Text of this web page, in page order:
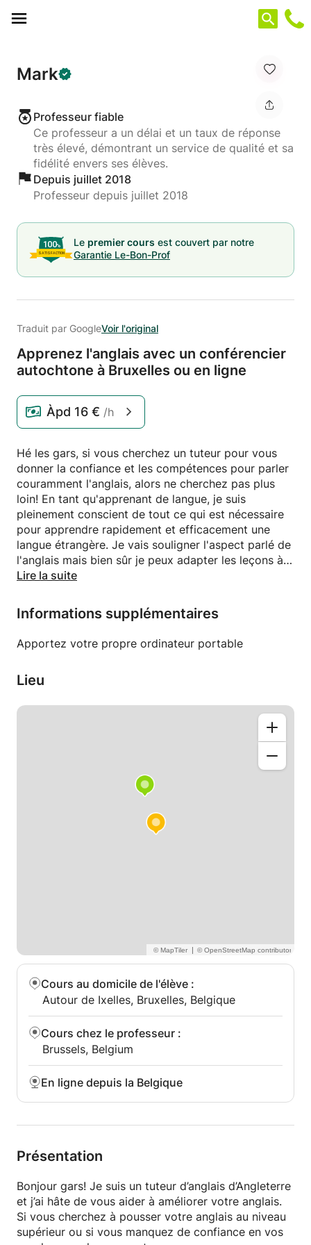
Mark
Professeur fiable
Ce professeur a un délai et un taux de réponse
très élevé, démontrant un service de qualité et sa
fidélité envers ses élèves.
Depuis juillet 2018
Professeur depuis juillet 2018
Le premier cours est couvert par notre
Garantie Le-Bon-Prof
Traduit par GoogleVoir l'original
Apprenez l'anglais avec un conférencier
autochtone à Bruxelles ou en ligne
Àpd 16 € /h
Hé les gars, si vous cherchez un tuteur pour vous
donner la confiance et les compétences pour parler
couramment l'anglais, alors ne cherchez pas plus
loin! En tant qu'apprenant de langue, je suis
pleinement conscient de tout ce qui est nécessaire
pour apprendre rapidement et efficacement une
langue étrangère. Je vais souligner l'aspect parlé de
l'anglais mais bien sûr je peux adapter les leçons à
vos besoins.
tutorat de l'anglais aux étudiants russes en Russie et
je suis sûr que vous verrez des résultats rapides des
leçons tout en s'amusant en même temps.
Lire la suite
Informations supplémentaires
Apportez votre propre ordinateur portable
Lieu
|
Cours au domicile de l'élève :
Autour de Ixelles, Bruxelles, Belgique
Cours chez le professeur :
Brussels, Belgium
En ligne depuis la Belgique
Présentation
Bonjour gars! Je suis un tuteur d’anglais d’Angleterre
et j’ai hâte de vous aider à améliorer votre anglais.
Si vous cherchez à pousser votre anglais au niveau
supérieur ou si vous manquez de confiance en vos